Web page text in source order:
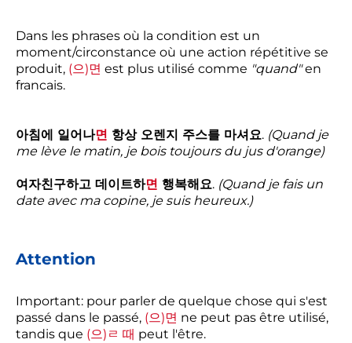
Dans les phrases où la condition est un
moment/circonstance où une action répétitive se
produit, (으)면 est plus utilisé comme "quand"en
francais.
아침에 일어나면 항상 오렌지 주스를 마셔요. (Quand je
me lève le matin, je bois toujours du jus d'orange)
여자친구하고 데이트하면 행복해요. (Quand je fais un
date avec ma copine, je suis heureux.)
Attention
Important: pour parler de quelque chose qui s'est
passé dans le passé, (으)면 ne peut pas être utilisé,
tandis que (으)ㄹ 때 peut l'être.